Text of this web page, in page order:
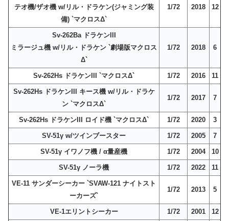
テオ機/ザオ機 w/リル・ドラケン(ジャミング装
備) `マクロスΔ`
1/72 2018 12
Sv-262Ba ドラケンIII
ミラージュ機 w/リル・ドラケン `劇場版マクロス
Δ`
1/72 2018 6
Sv-262Hs ドラケンIII `マクロスΔ` 1/72 2016 11
Sv-262Hs ドラケンIII キース機 w/リル・ドラケ
ン `マクロスΔ`
1/72 2017 7
Sv-262Hs ドラケンIII ロイド機 `マクロスΔ` 1/72 2020 3
SV-51γ w/ツインブースター 1/72 2005 7
SV-51γ イワノフ機 / α量産機 1/72 2004 10
SV-51γ ノーラ機 1/72 2022 11
VE-11 サンダーシーカー `SVAW-121 ナイトスト
ーカーズ`
1/72 2013 5
VE-1エリントシーカー 1/72 2001 12